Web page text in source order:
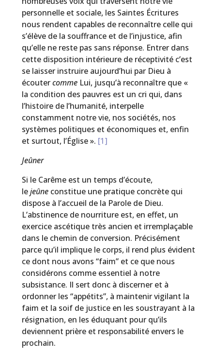
personnelle et sociale, les Saintes Écritures
nous rendent capables de reconnaître celle qui
s’élève de la souffrance et de l’injustice, afin
qu’elle ne reste pas sans réponse. Entrer dans
cette disposition intérieure de réceptivité c’est
se laisser instruire aujourd’hui par Dieu à
écoutercomme Lui, jusqu’à reconnaître que «
la condition des pauvres est un cri qui, dans
l’histoire de l’humanité, interpelle
constamment notre vie, nos sociétés, nos
systèmes politiques et économiques et, enfin
et surtout, l’Église ». [1]
Jeûner
Si le Carême est un temps d’écoute,
lejeûne constitue une pratique concrète qui
dispose à l’accueil de la Parole de Dieu.
L’abstinence de nourriture est, en effet, un
exercice ascétique très ancien et irremplaçable
dans le chemin de conversion. Précisément
parce qu’il implique le corps, il rend plus évident
ce dont nous avons “faim” et ce que nous
considérons comme essentiel à notre
subsistance. Il sert donc à discerner et à
ordonner les “appétits”, à maintenir vigilant la
faim et la soif de justice en les soustrayant à la
résignation, en les éduquant pour qu’ils
deviennent prière et responsabilité envers le
prochain.